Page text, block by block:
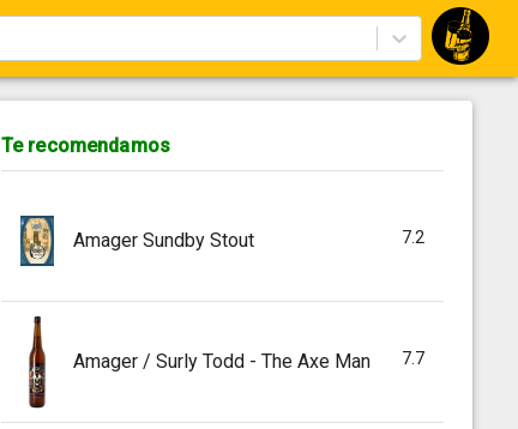
Te recomendamos
Amager Sundby Stout 7.2
Amager / Surly Todd - The Axe Man 7.7